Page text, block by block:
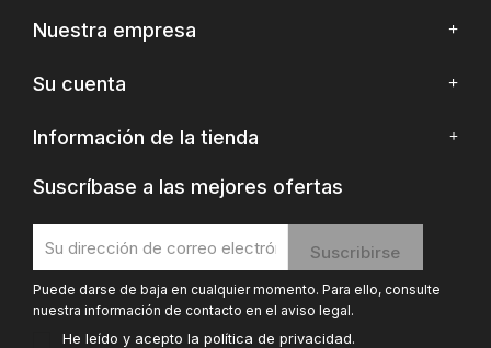
Nuestra empresa
Su cuenta
Información de la tienda
Suscríbase a las mejores ofertas
Puede darse de baja en cualquier momento. Para ello, consulte
nuestra información de contacto en el aviso legal.
He leído y acepto la política de privacidad.